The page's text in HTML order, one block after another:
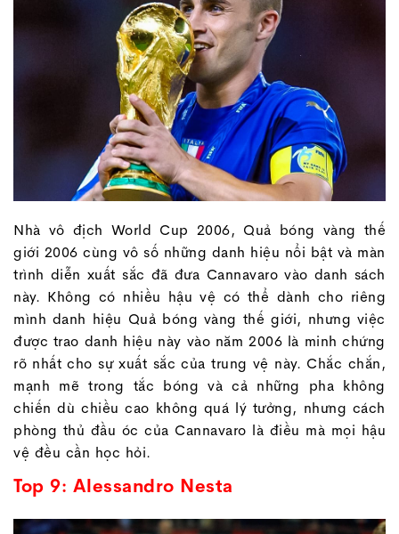
Nhà vô địch World Cup 2006, Quả bóng vàng thế
giới 2006 cùng vô số những danh hiệu nổi bật và màn
trình diễn xuất sắc đã đưa Cannavaro vào danh sách
này. Không có nhiều hậu vệ có thể dành cho riêng
mình danh hiệu Quả bóng vàng thế giới, nhưng việc
được trao danh hiệu này vào năm 2006 là minh chứng
rõ nhất cho sự xuất sắc của trung vệ này. Chắc chắn,
mạnh mẽ trong tắc bóng và cả những pha không
chiến dù chiều cao không quá lý tưởng, nhưng cách
phòng thủ đầu óc của Cannavaro là điều mà mọi hậu
vệ đều cần học hỏi.
Top 9: Alessandro Nesta